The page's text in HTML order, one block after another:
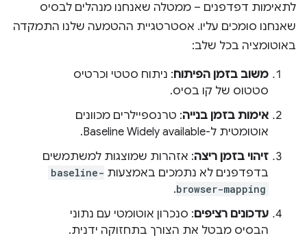
לתאימות דפדפנים – ממטלה שאנחנו מנהלים לבסיס
שאנחנו סומכים עליו. אסטרטגיית ההטמעה שלנו התמקדה
באוטומציה בכל שלב:
משוב בזמן הפיתוח: ניתוח סטטי וכרטיס
סטטוס של קו בסיס.
אימות בזמן בנייה: טרנספיילרים מכוונים
אוטומטית ל-Baseline Widely available.
זיהוי בזמן ריצה: אזהרות שמוצגות למשתמשים
בדפדפנים לא נתמכים באמצעות baseline-
browser-mapping
.
עדכונים רציפים: סנכרון אוטומטי עם נתוני
הבסיס מבטל את הצורך בתחזוקה ידנית.